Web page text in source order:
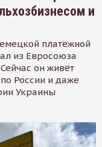
и
платёжной
из Евросоюза
он живёт
России и даже
Украины